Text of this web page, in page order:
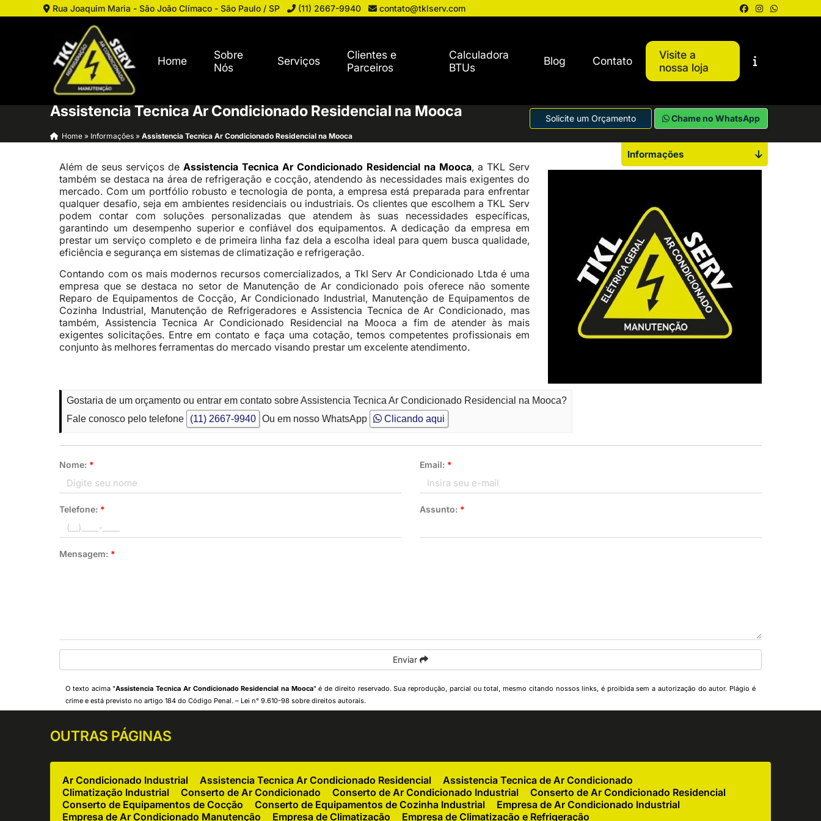
Rua Joaquim Maria - São João Clímaco - São Paulo / SP (11) 2667-9940 contato@tklserv.com
Home
Sobre
Nós
Serviços
Clientes e
Parceiros
Calculadora
BTUs
Blog Contato
Visite a
nossa loja
Assistencia Tecnica Ar Condicionado Residencial na Mooca
Home » Informações »Assistencia Tecnica Ar Condicionado Residencial na Mooca
Solicite um Orçamento Chame no WhatsApp
Além de seus serviços deAssistencia Tecnica Ar Condicionado Residencial na Mooca, a TKL Serv
também se destaca na área de refrigeração e cocção, atendendo às necessidades mais exigentes do
mercado. Com um portfólio robusto e tecnologia de ponta, a empresa está preparada para enfrentar
qualquer desafio, seja em ambientes residenciais ou industriais. Os clientes que escolhem a TKL Serv
podem contar com soluções personalizadas que atendem às suas necessidades específicas,
garantindo um desempenho superior e confiável dos equipamentos. A dedicação da empresa em
prestar um serviço completo e de primeira linha faz dela a escolha ideal para quem busca qualidade,
eficiência e segurança em sistemas de climatização e refrigeração.
Contando com os mais modernos recursos comercializados, a Tkl Serv Ar Condicionado Ltda é uma
empresa que se destaca no setor de Manutenção de Ar condicionado pois oferece não somente
Reparo de Equipamentos de Cocção, Ar Condicionado Industrial, Manutenção de Equipamentos de
Cozinha Industrial, Manutenção de Refrigeradores e Assistencia Tecnica de Ar Condicionado, mas
também, Assistencia Tecnica Ar Condicionado Residencial na Mooca a fim de atender às mais
exigentes solicitações. Entre em contato e faça uma cotação, temos competentes profissionais em
conjunto às melhores ferramentas do mercado visando prestar um excelente atendimento.
Gostaria de um orçamento ou entrar em contato sobre Assistencia Tecnica Ar Condicionado Residencial na Mooca?
Fale conosco pelo telefone
(11) 2667-9940 Ou em nosso WhatsApp Clicando aqui
Nome: * Email: *
Telefone: * Assunto: *
Mensagem: *
Enviar
O texto acima "Assistencia Tecnica Ar Condicionado Residencial na Mooca" é de direito reservado. Sua reprodução, parcial ou total, mesmo citando nossos links, é proibida sem a autorização do autor. Plágio é
crime e está previsto no artigo 184 do Código Penal. – Lei n° 9.610-98 sobre direitos autorais.
Informações
OUTRAS PÁGINAS
Ar Condicionado Industrial Assistencia Tecnica Ar Condicionado Residencial
Assistencia Tecnica de Ar Condicionado
Climatização Industrial
Conserto de Ar Condicionado Conserto de Ar Condicionado Industrial
Conserto de Ar Condicionado Residencial
Conserto de Equipamentos de Cocção
Conserto de Equipamentos de Cozinha Industrial
Empresa de Ar Condicionado Industrial
Empresa de Ar Condicionado Manutenção
Empresa de Climatização
Empresa de Climatização e Refrigeração